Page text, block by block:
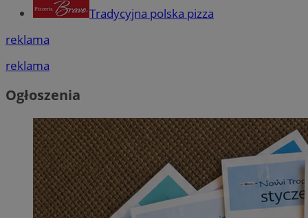
Tradycyjna polska pizza
reklama
reklama
Ogłoszenia